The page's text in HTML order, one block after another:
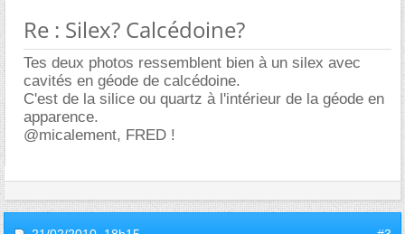
Re : Silex? Calcédoine?
Tes deux photos ressemblent bien à un silex avec
cavités en géode de calcédoine.
C'est de la silice ou quartz à l'intérieur de la géode en
apparence.
@micalement, FRED !